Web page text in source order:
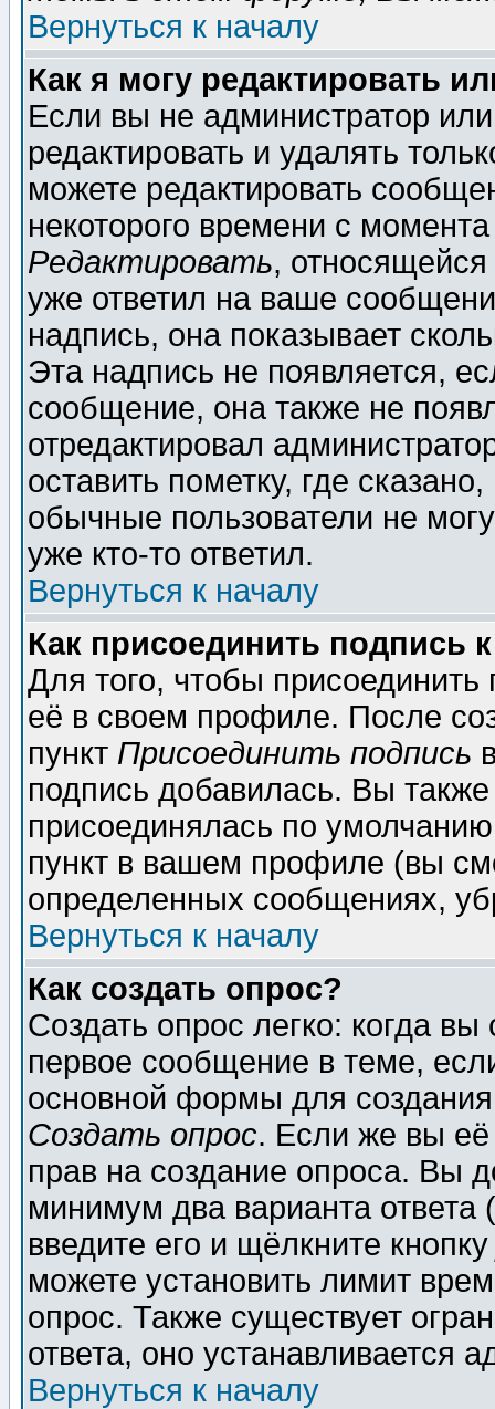
Вернуться к началу
Как я могу редактировать
Если вы не администратор
редактировать и удалять
можете редактировать
некоторого времени с
Редактировать,
уже ответил на ваше
надпись, она показывает
Эта надпись не появляется,
сообщение, она также не
отредактировал
оставить пометку, где
обычные пользователи не
уже кто-то ответил.
Вернуться к началу
Как присоединить подпись
Для того, чтобы
её в своем профиле. После
пункт Присоединить подпись
подпись добавилась. Вы
присоединялась по
пункт в вашем профиле (вы
определенных сообщениях,
Вернуться к началу
Как создать опрос?
Создать опрос легко: когда
первое сообщение в теме,
основной формы для
Создать опрос. Если же вы её
прав на создание опроса. Вы
минимум два варианта ответа
введите его и щёлкните
можете установить лимит
опрос. Также существует
ответа, оно устанавливается
Вернуться к началу